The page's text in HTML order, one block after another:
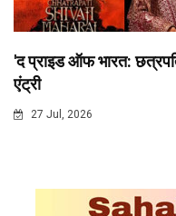
'द प्राइड ऑफ भारत:
एंट्री
27 Jul, 2026